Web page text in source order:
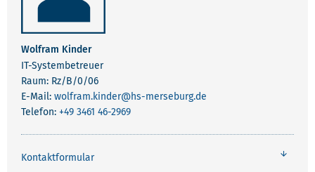
Wolfram Kinder
IT-Systembetreuer
Raum: Rz/B/0/06
E-Mail: wolfram.kinder@hs-merseburg.de
Telefon: +49 3461 46-2969
Kontaktformular